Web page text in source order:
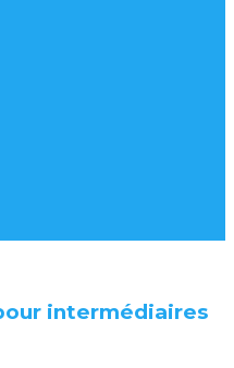
intermédiaires